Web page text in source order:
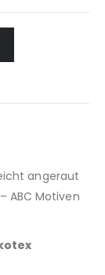
angeraut
ABC Motiven